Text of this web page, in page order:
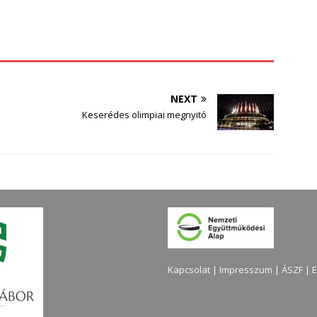
NEXT
Keserédes olimpiai megnyitó
Kapcsolat| Impresszum | ÁSZF|